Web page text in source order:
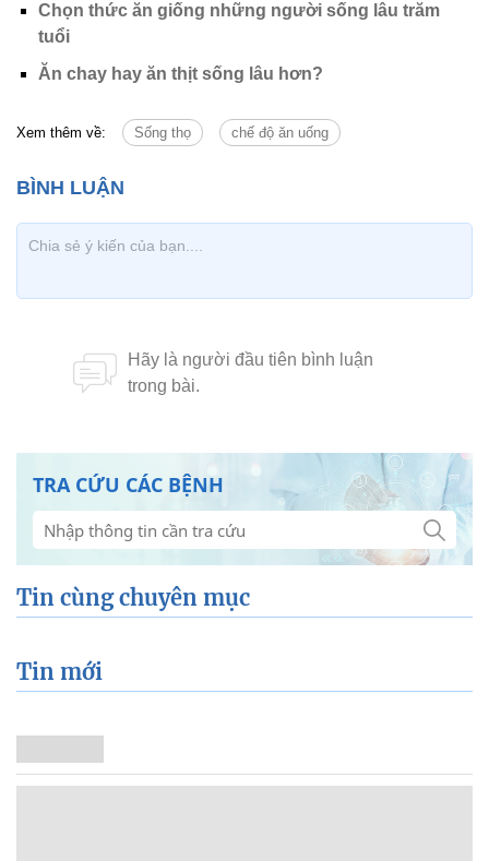
Chọn thức ăn giống những người sống lâu trăm
tuổi
Ăn chay hay ăn thịt sống lâu hơn?
Xem thêm về: Sống thọ chế độ ăn uống
TRA CỨU CÁC BỆNH
Tin cùng chuyên mục
Tin mới